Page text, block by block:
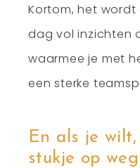
Kortom, het
dag vol inzichten
waarmee je met
een sterke
En als je
stukje op